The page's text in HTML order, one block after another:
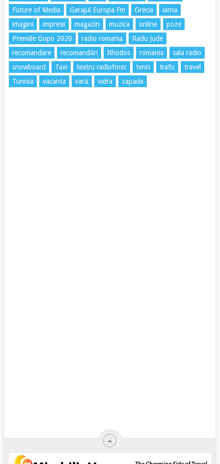
Future of Media
Garajul Europa Fm Grecia
iarna
imagini
impresii magazin muzica online
poze
Premiile Gopo 2020
radio romania
Radu Jude
recomandare
recomandări Rhodos romania
sala radio
snowboard
Taxi teatru radiofonic tenis trafic
travel
Tunisia
vacanta vară vidra zapada